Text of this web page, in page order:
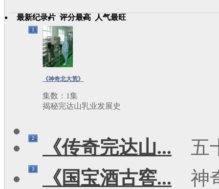
最新纪录片 评分最高 人气最旺
1
《神奇北大荒》
集数：1集
揭秘完达山乳业发展史
2 《传奇完达山... 五
3 《国宝酒古窖... 神